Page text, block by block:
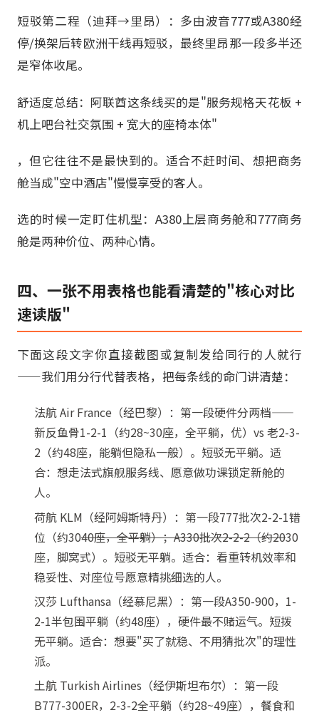
短驳第二程（迪拜→里昂）：多由波音777或A380经
停/换架后转欧洲干线再短驳，最终里昂那一段多半还
是窄体收尾。
舒适度总结：阿联酋这条线买的是"服务规格天花板 +
机上吧台社交氛围 + 宽大的座椅本体"
，但它往往不是最快到的。适合不赶时间、想把商务
舱当成"空中酒店"慢慢享受的客人。
选的时候一定盯住机型：A380上层商务舱和777商务
舱是两种价位、两种心情。
四、一张不用表格也能看清楚的"核心对比
速读版"
下面这段文字你直接截图或复制发给同行的人就行
——我们用分行代替表格，把每条线的命门讲清楚：
法航 Air France（经巴黎）：第一段硬件分两档——
新反鱼骨1-2-1（约28~30座，全平躺，优）vs 老2-3-
2（约48座，能躺但隐私一般）。短驳无平躺。适
合：想走法式旗舰服务线、愿意做功课锁定新舱的
人。
荷航 KLM（经阿姆斯特丹）：第一段777批次2-2-1错
位（约3040座，全平躺）；A330批次2-2-2（约2030
座，脚窝式）。短驳无平躺。适合：看重转机效率和
稳妥性、对座位号愿意精挑细选的人。
汉莎 Lufthansa（经慕尼黑）：第一段A350-900，1-
2-1半包围平躺（约48座），硬件最不赌运气。短拨
无平躺。适合：想要"买了就稳、不用猜批次"的理性
派。
土航 Turkish Airlines（经伊斯坦布尔）：第一段
B777-300ER，2-3-2全平躺（约28~49座），餐食和